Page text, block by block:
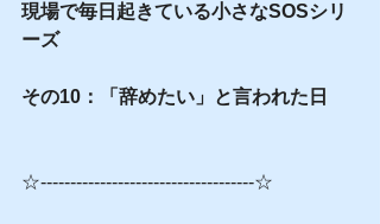
現場で毎日起きている小さなSOSシリ
ーズ
その10：「辞めたい」と言われた日
☆------------------------------------☆